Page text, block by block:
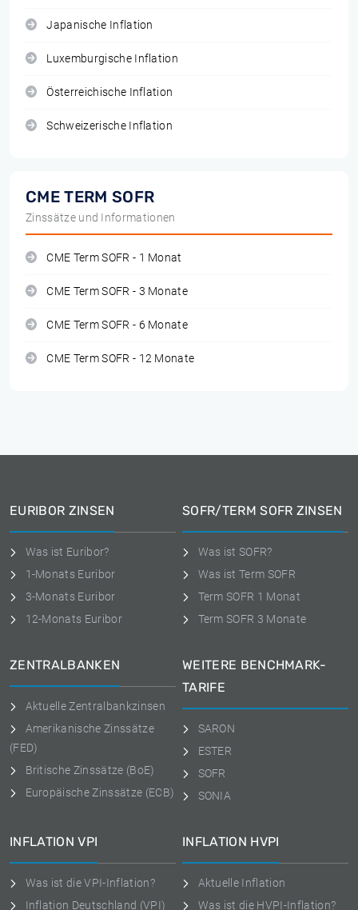
Japanische Inflation
Luxemburgische Inflation
Österreichische Inflation
Schweizerische Inflation
CME TERM SOFR
Zinssätze und Informationen
CME Term SOFR - 1 Monat
CME Term SOFR - 3 Monate
CME Term SOFR - 6 Monate
CME Term SOFR - 12 Monate
EURIBOR ZINSEN
Was ist Euribor?
1-Monats Euribor
3-Monats Euribor
12-Monats Euribor
SOFR/TERM SOFR ZINSEN
Was ist SOFR?
Was ist Term SOFR
Term SOFR 1 Monat
Term SOFR 3 Monate
ZENTRALBANKEN
Aktuelle Zentralbankzinsen
Amerikanische Zinssätze
(FED)
Britische Zinssätze (BoE)
Europäische Zinssätze (ECB)
WEITERE BENCHMARK-
TARIFE
SARON
ESTER
SOFR
SONIA
INFLATION VPI
Was ist die VPI-Inflation?
Inflation Deutschland (VPI)
INFLATION HVPI
Aktuelle Inflation
Was ist die HVPI-Inflation?